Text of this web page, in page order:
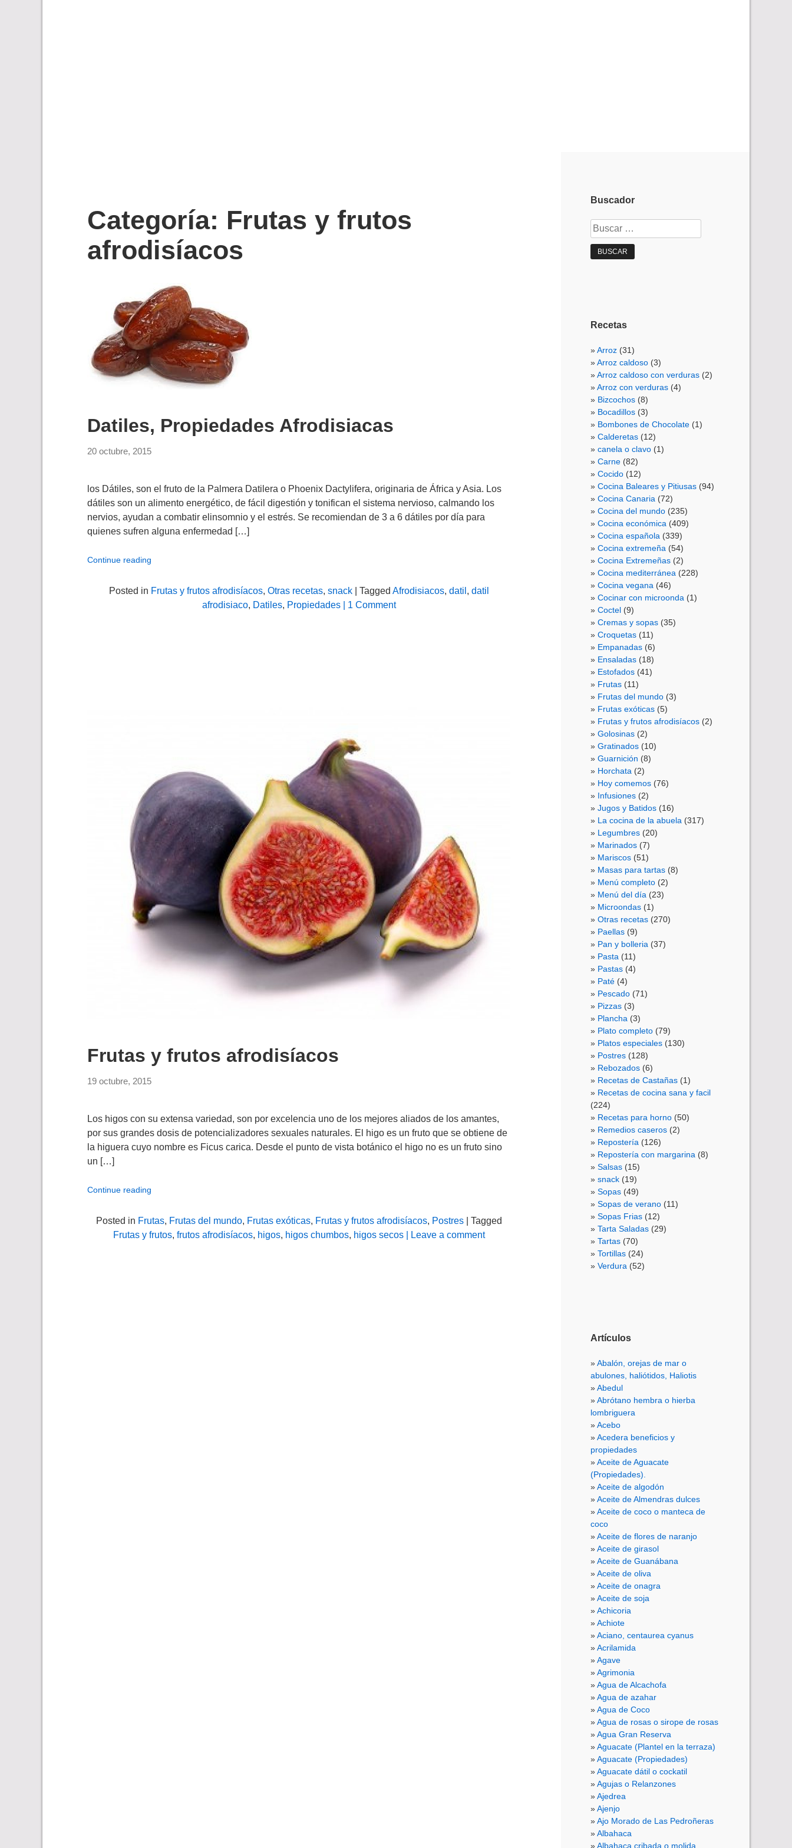
Categoría: Frutas y frutos
afrodisíacos
Datiles, Propiedades Afrodisiacas
20 octubre, 2015
los Dátiles, son el fruto de la Palmera Datilera o Phoenix Dactylifera, originaria de África y Asia. Los
dátiles son un alimento energético, de fácil digestión y tonifican el sistema nervioso, calmando los
nervios, ayudan a combatir elinsomnio y el estrés. Se recomiendan de 3 a 6 dátiles por día para
quienes sufren alguna enfermedad […]
Continue reading
Posted in Frutas y frutos afrodisíacos, Otras recetas, snack| Tagged Afrodisiacos, datil , datil
afrodisiaco, Datiles, Propiedades| 1 Comment
Frutas y frutos afrodisíacos
19 octubre, 2015
Los higos con su extensa variedad, son por excelencia uno de los mejores aliados de los amantes,
por sus grandes dosis de potencializadores sexuales naturales. El higo es un fruto que se obtiene de
la higuera cuyo nombre es Ficus carica. Desde el punto de vista botánico el higo no es un fruto sino
un […]
Continue reading
Posted in Frutas, Frutas del mundo, Frutas exóticas, Frutas y frutos afrodisíacos, Postres| Tagged
Frutas y frutos, frutos afrodisíacos, higos, higos chumbos, higos secos| Leave a comment
Buscador
Buscar:
Recetas
Arroz (31)
Arroz caldoso (3)
Arroz caldoso con verduras (2)
Arroz con verduras (4)
Bizcochos (8)
Bocadillos (3)
Bombones de Chocolate (1)
Calderetas (12)
canela o clavo (1)
Carne (82)
Cocido (12)
Cocina Baleares y Pitiusas (94)
Cocina Canaria (72)
Cocina del mundo (235)
Cocina económica (409)
Cocina española (339)
Cocina extremeña (54)
Cocina Extremeñas (2)
Cocina mediterránea (228)
Cocina vegana (46)
Cocinar con microonda (1)
Coctel (9)
Cremas y sopas (35)
Croquetas (11)
Empanadas (6)
Ensaladas (18)
Estofados (41)
Frutas (11)
Frutas del mundo (3)
Frutas exóticas (5)
Frutas y frutos afrodisíacos (2)
Golosinas (2)
Gratinados (10)
Guarnición (8)
Horchata (2)
Hoy comemos (76)
Infusiones (2)
Jugos y Batidos (16)
La cocina de la abuela (317)
Legumbres (20)
Marinados (7)
Mariscos (51)
Masas para tartas (8)
Menú completo (2)
Menú del día (23)
Microondas (1)
Otras recetas (270)
Paellas (9)
Pan y bolleria (37)
Pasta (11)
Pastas (4)
Paté (4)
Pescado (71)
Pizzas (3)
Plancha (3)
Plato completo (79)
Platos especiales (130)
Postres (128)
Rebozados (6)
Recetas de Castañas (1)
Recetas de cocina sana y facil
(224)
Recetas para horno (50)
Remedios caseros (2)
Repostería (126)
Repostería con margarina (8)
Salsas (15)
snack (19)
Sopas (49)
Sopas de verano (11)
Sopas Frias (12)
Tarta Saladas (29)
Tartas (70)
Tortillas (24)
Verdura (52)
Artículos
Abalón, orejas de mar o
abulones, haliótidos, Haliotis
Abedul
Abrótano hembra o hierba
lombriguera
Acebo
Acedera beneficios y
propiedades
Aceite de Aguacate
(Propiedades).
Aceite de algodón
Aceite de Almendras dulces
Aceite de coco o manteca de
coco
Aceite de flores de naranjo
Aceite de girasol
Aceite de Guanábana
Aceite de oliva
Aceite de onagra
Aceite de soja
Achicoria
Achiote
Aciano, centaurea cyanus
Acrilamida
Agave
Agrimonia
Agua de Alcachofa
Agua de azahar
Agua de Coco
Agua de rosas o sirope de rosas
Agua Gran Reserva
Aguacate (Plantel en la terraza)
Aguacate (Propiedades)
Aguacate dátil o cockatil
Agujas o Relanzones
Ajedrea
Ajenjo
Ajo Morado de Las Pedroñeras
Albahaca
Albahaca cribada o molida